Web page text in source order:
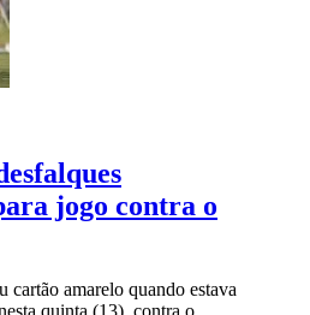
jogo contra o
cartão amarelo quando estava